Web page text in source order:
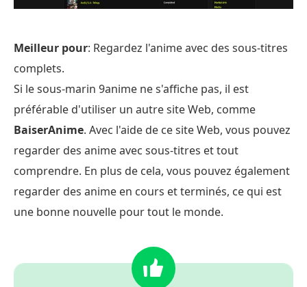
Meilleur pour: Regardez l'anime avec des sous-titres
complets.
Si le sous-marin 9anime ne s'affiche pas, il est
préférable d'utiliser un autre site Web, comme
BaiserAnime. Avec l'aide de ce site Web, vous pouvez
regarder des anime avec sous-titres et tout
comprendre. En plus de cela, vous pouvez également
regarder des anime en cours et terminés, ce qui est
une bonne nouvelle pour tout le monde.